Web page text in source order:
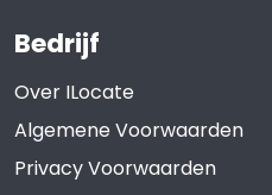
Bedrijf
Over ILocate
Algemene Voorwaarden
Privacy Voorwaarden